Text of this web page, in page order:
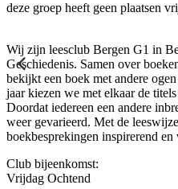
deze groep heeft geen plaatsen
Wij zijn leesclub Bergen G1 in
Geschiedenis. Samen over
bekijkt een boek met andere
jaar kiezen we met elkaar de
Doordat iedereen een andere
weer gevarieerd. Met de
boekbesprekingen inspirerend en
Club bijeenkomst:
Vrijdag Ochtend